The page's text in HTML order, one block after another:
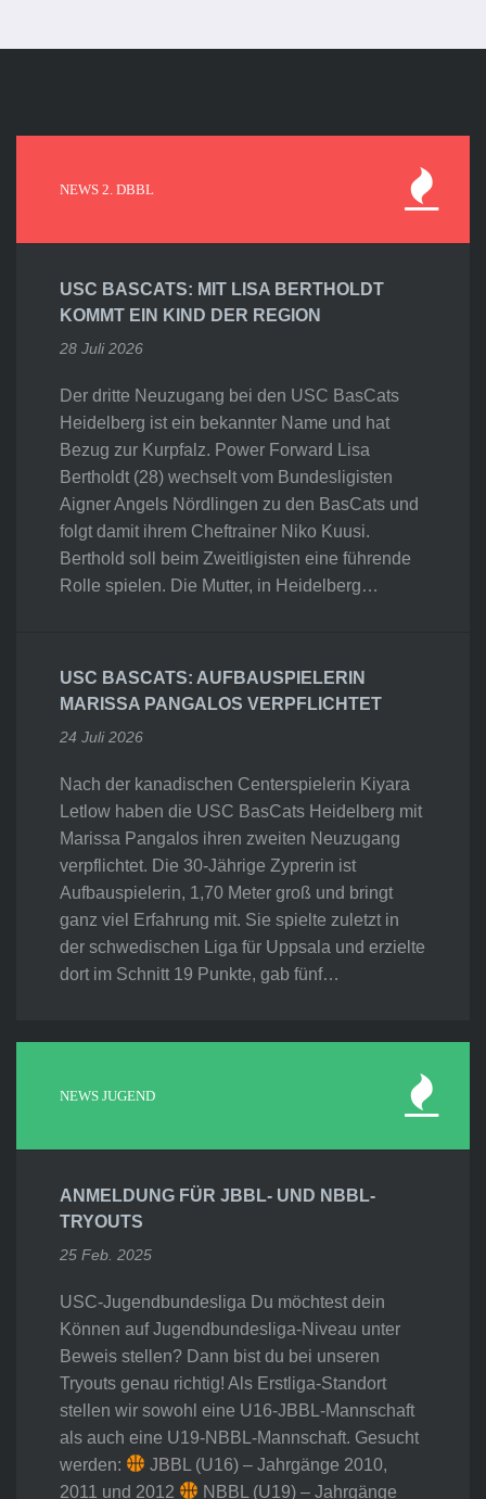
NEWS 2. DBBL
USC BASCATS: MIT LISA BERTHOLDT
KOMMT EIN KIND DER REGION
28 Juli 2026
Der dritte Neuzugang bei den USC BasCats
Heidelberg ist ein bekannter Name und hat
Bezug zur Kurpfalz. Power Forward Lisa
Bertholdt (28) wechselt vom Bundesligisten
Aigner Angels Nördlingen zu den BasCats und
folgt damit ihrem Cheftrainer Niko Kuusi.
Berthold soll beim Zweitligisten eine führende
Rolle spielen. Die Mutter, in Heidelberg…
USC BASCATS: AUFBAUSPIELERIN
MARISSA PANGALOS VERPFLICHTET
24 Juli 2026
Nach der kanadischen Centerspielerin Kiyara
Letlow haben die USC BasCats Heidelberg mit
Marissa Pangalos ihren zweiten Neuzugang
verpflichtet. Die 30-Jährige Zyprerin ist
Aufbauspielerin, 1,70 Meter groß und bringt
ganz viel Erfahrung mit. Sie spielte zuletzt in
der schwedischen Liga für Uppsala und erzielte
dort im Schnitt 19 Punkte, gab fünf…
NEWS JUGEND
ANMELDUNG FÜR JBBL- UND NBBL-
TRYOUTS
25 Feb. 2025
USC-Jugendbundesliga Du möchtest dein
Können auf Jugendbundesliga-Niveau unter
Beweis stellen? Dann bist du bei unseren
Tryouts genau richtig! Als Erstliga-Standort
stellen wir sowohl eine U16-JBBL-Mannschaft
als auch eine U19-NBBL-Mannschaft. Gesucht
werden:
JBBL (U16) – Jahrgänge 2010,
2011 und 2012
NBBL (U19) – Jahrgänge